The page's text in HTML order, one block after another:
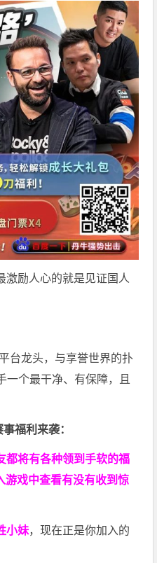
激励人心的就是见证国人
台龙头，与享誉世界的扑
一个最干净、有保障，且
福利来袭：
都将有各种领到手软的福
游戏中查看有没有收到惊
小妹，现在正是你加入的